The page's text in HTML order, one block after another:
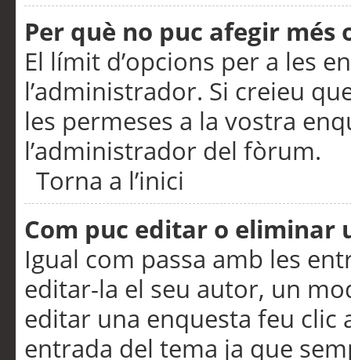
Per què no puc afegir més
El límit d’opcions per a les
l’administrador. Si creieu
les permeses a la vostra
l’administrador del fòrum.
Torna a l’inici
Com puc editar o eliminar
Igual com passa amb les
editar-la el seu autor, un
editar una enquesta feu clic
entrada del tema ja que